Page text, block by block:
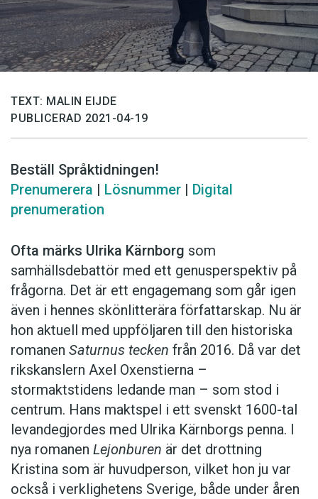
TEXT: MALIN EIJDE
PUBLICERAD 2021-04-19
Beställ Språktidningen!
Prenumerera
Lösnummer
Digital
prenumeration
Ofta märks Ulrika Kärnborg som
samhällsdebattör med ett genusperspektiv på
frågorna. Det är ett engagemang som går igen
även i hennes skönlitterära författarskap. Nu är
hon aktuell med uppföljaren till den historiska
romanen Saturnus tecken från 2016. Då var det
rikskanslern Axel Oxenstierna –
stormaktstidens ledande man – som stod i
centrum. Hans maktspel i ett svenskt 1600-tal
levandegjordes med Ulrika Kärnborgs penna. I
nya romanen Lejonburen är det drottning
Kristina som är huvudperson, vilket hon ju var
också i verklighetens Sverige, både under åren